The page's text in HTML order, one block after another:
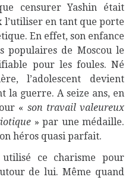
censurer Yashin était
en tant que porte
En effet, son enfance
populaires de Moscou le
pour les foules. Né
l’adolescent devient
guerre. A seize ans, en
« son travail valeureux
» par une médaille.
héros quasi parfait.
ce charisme pour
de lui. Même quand